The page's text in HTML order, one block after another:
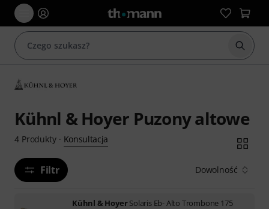
Kühnl & Hoyer Puzony altowe
4 Produkty· Konsultacja
Filtr Dowolność
Kühnl & HoyerSolaris Eb- Alto Trombone 175